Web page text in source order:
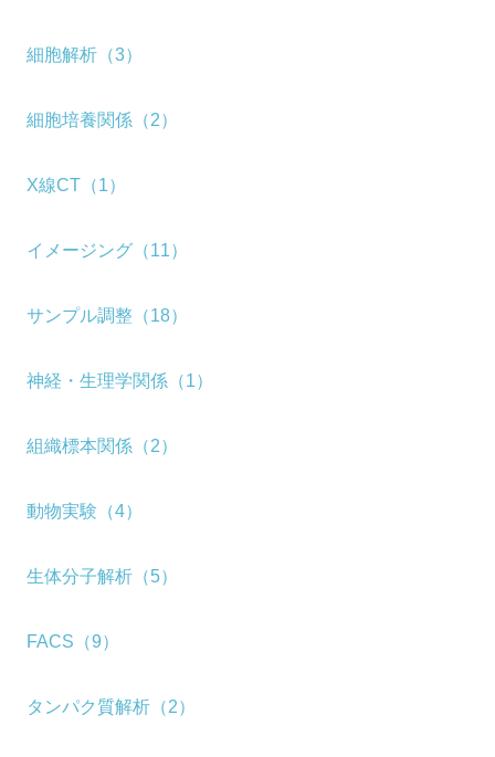
細胞解析（3）
細胞培養関係（2）
X線CT（1）
イメージング（11）
サンプル調整（18）
神経・生理学関係（1）
組織標本関係（2）
動物実験（4）
生体分子解析（5）
FACS（9）
タンパク質解析（2）